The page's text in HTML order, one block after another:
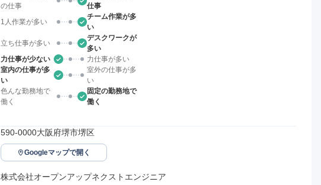
の仕事
仕事
1人作業が多い
チーム作業が多
い
立ち仕事が多い
デスクワークが
多い
力仕事が少ない
力仕事が多い
室内の仕事が多
い
室外の仕事が多
い
色んな勤務地で
働く
固定の勤務地で
働く
590-0000大阪府堺市堺区
Googleマップで開く
株式会社オープンアップネクストエンジニア